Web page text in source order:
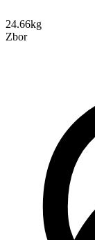
24.66kg
Zbor